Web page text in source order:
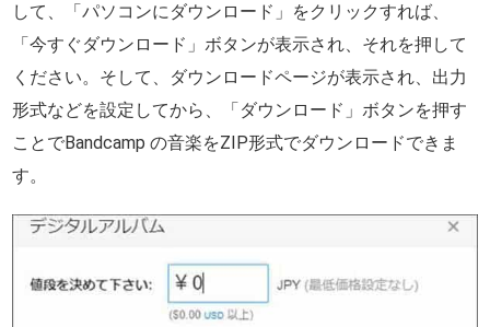
して、「パソコンにダウンロード」をクリックすれば、
「今すぐダウンロード」ボタンが表示され、それを押して
ください。そして、ダウンロードページが表示され、出力
形式などを設定してから、「ダウンロード」ボタンを押す
ことでBandcamp の音楽をZIP形式でダウンロードできま
す。